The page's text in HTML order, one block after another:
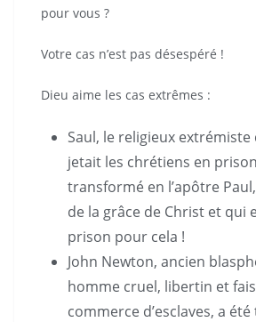
pour vous ?
Votre cas n’est pas désespéré !
Dieu aime les cas extrêmes :
Saul, le religieux extrémiste
jetait les chrétiens en
transformé en l’apôtre
de la grâce de Christ et qui
prison pour cela !
John Newton, ancien
homme cruel, libertin et
commerce d’esclaves, a